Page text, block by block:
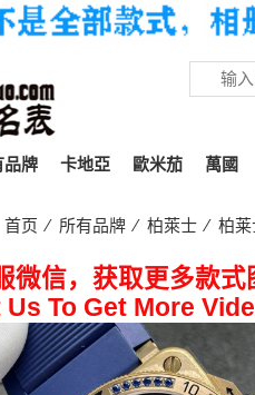
品牌 卡地亞 歐米茄 萬國
首页 ⁄ 所有品牌 ⁄ 柏萊士 ⁄ 柏莱
微信，获取更多款式
To Get More